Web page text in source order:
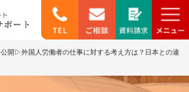
開▷外国人労働者の仕事に対する考え方は？日本との違